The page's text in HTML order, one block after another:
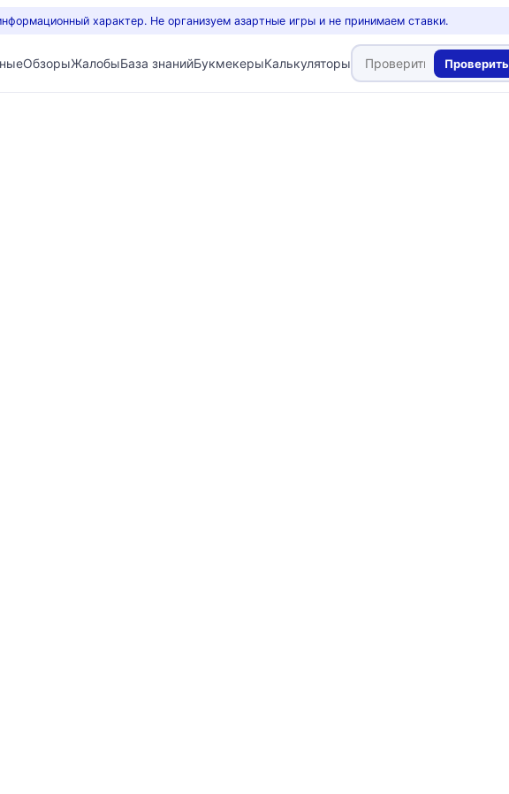
характер. Не организуем азартные игры и не принимаем ставки.
ОбзорыЖалобыБаза знанийБукмекерыКалькуляторы Проверить